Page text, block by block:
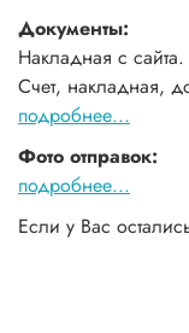
Документы:
Накладная с
Счет, накладная,
подробнее...
Фото отправок:
подробнее...
Если у Вас